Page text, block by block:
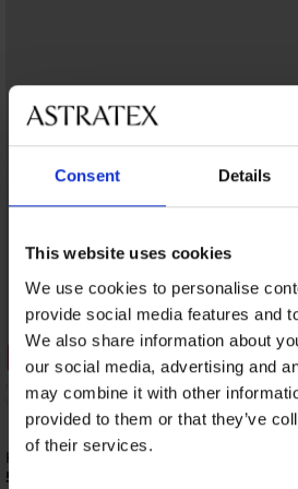
Consent Details
This website uses cookies
We use cookies to personalise
provide social media features and
We also share information about
our social media, advertising and
may combine it with other
provided to them or that they’ve
of their services.
2+1 GRATIS
Kousenvoetjes Cotton
5,19 €